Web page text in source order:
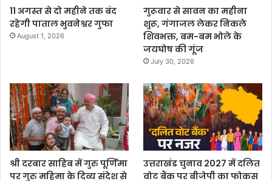
11 अगस्त से दो महीने तक बंद
रहेगी पाताल भुवनेश्वर गुफा
August 1, 2026
गुरूवार से सावन का महीना
शुरू, गंगाजल लेकर निकले
शिवभक्त, बम-बम भोले के
जयघोष की गूंज
July 30, 2026
श्री दरबार साहिब में गुरु पूर्णिमा
पर गुरु महिमा के दिव्य संदेश से
उत्तराखंड चुनाव 2027 में दलित
वोट बैंक पर बीजेपी का फोकस